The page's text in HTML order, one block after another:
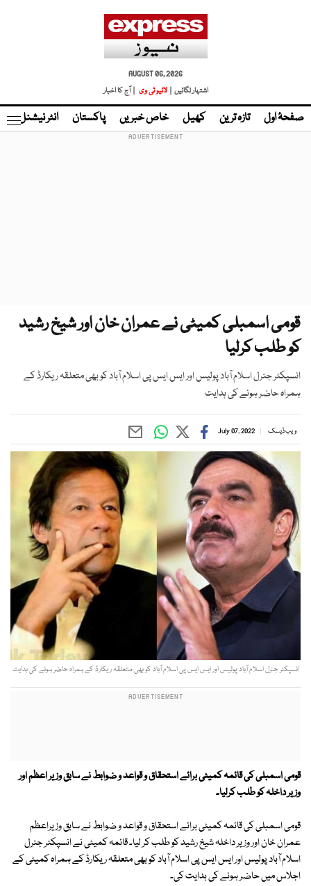
AUGUST 06, 2026
اشتہار لگائیں |
لائیو ٹی وی | آج کا اخبار
صفحۂ اول تازہ ترین کھیل خاص خبریں پاکستان انٹر نیشنل
قومی اسمبلی کمیٹی نے عمران خان اور شیخ رشید
کو طلب کرلیا
انسپکٹر جنرل اسلام آباد پولیس اور ایس ایس پی اسلام آباد کو بھی متعلقہ ریکارڈ کے
ہمراہ حاضر ہونے کی ہدایت
ویب ڈیسک July 07, 2022
انسپکٹر جنرل اسلام آباد پولیس اور ایس ایس پی اسلام آباد کو بھی متعلقہ ریکارڈ کے ہمراہ حاضر ہونے کی ہدایت
قومی اسمبلی کی قائمہ کمیٹی برائے استحقاق و قواعد و ضوابط نے سابق وزیر اعظم اور
وزیر داخلہ کو طلب کرلیا۔
قومی اسمبلی کی قائمہ کمیٹی برائے استحقاق و قواعد و ضوابط نے سابق وزیراعظم
عمران خان اور وزیر داخلہ شیخ رشید کو طلب کر لیا۔ قائمہ کمیٹی نے انسپکٹر جنرل
اسلام آباد پولیس اور ایس ایس پی اسلام آباد کو بھی متعلقہ ریکارڈ کے ہمراہ کمیٹی کے
اجلاس میں حاضر ہونے کی ہدایت کی۔